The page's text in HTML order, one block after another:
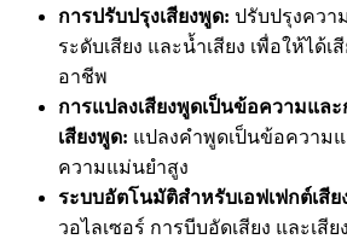
การปรับปรุงเสียงพูด: ปรับปรุงควา
ระดับเสียง และน้ำเสียง เพื่อให้ได้
อาชีพ
การแปลงเสียงพูดเป็นข้อความแล
เสียงพูด: แปลงคำพูดเป็นข้อความ
ความแม่นยำสูง
ระบบอัตโนมัติสำหรับเอฟเฟกต์เสีย
วอไลเซอร์ การบีบอัดเสียง และเสี